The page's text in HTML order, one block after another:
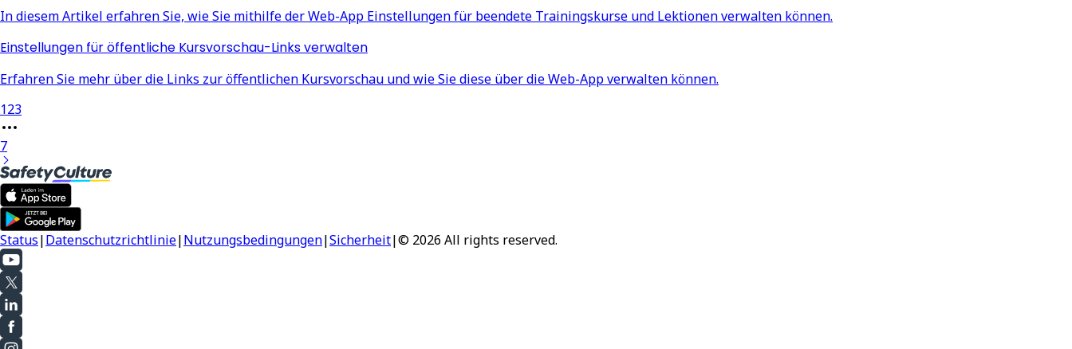
In diesem Artikel erfahren Sie, wie Sie mithilfe der Web-App Einstellungen für beendete Trainingskurse und Lektionen verwalten können.
Einstellungen für öffentliche Kursvorschau-Links verwalten
Erfahren Sie mehr über die Links zur öffentlichen Kursvorschau und wie Sie diese über die Web-App verwalten können.
123
7
Status|Datenschutzrichtlinie|Nutzungsbedingungen|Sicherheit|© 2026 All rights reserved.